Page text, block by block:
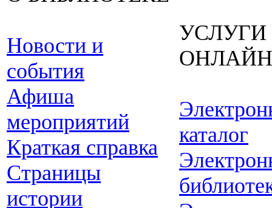
Новости и
события
Афиша
мероприятий
Краткая справка
Страницы
истории
УСЛУГИ
ОНЛАЙН
каталог